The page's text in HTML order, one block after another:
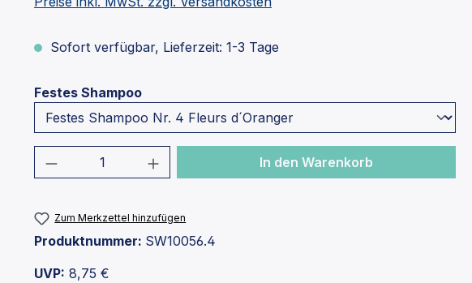
Sofort verfügbar, Lieferzeit: 1-3 Tage
Festes Shampooauswählen
Produkt Anzahl: Gib den gewünschten Wert
In den Warenkorb
Zum Merkzettel hinzufügen
Produktnummer: SW10056.4
UVP: 8,75 €